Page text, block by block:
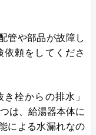
管や部品が故障し
頼をしてくださ
栓からの排水」
は、給湯器本体に
による水漏れなの